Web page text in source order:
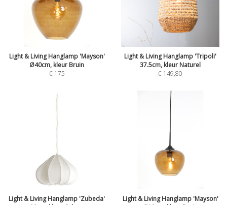
Light & Living Hanglamp 'Mayson'
Ø40cm, kleur Bruin
€ 175
Light & Living Hanglamp 'Tripoli'
37.5cm, kleur Naturel
€ 149,80
Light & Living Hanglamp 'Zubeda'
Light & Living Hanglamp 'Mayson'